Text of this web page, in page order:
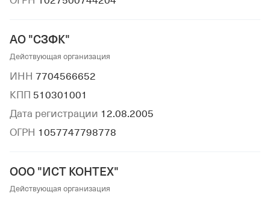
АО "СЗФК"
Действующая организация
ИНН 7704566652
КПП 510301001
Дата регистрации 12.08.2005
ОГРН 1057747798778
ООО "ИСТ КОНТЕХ"
Действующая организация